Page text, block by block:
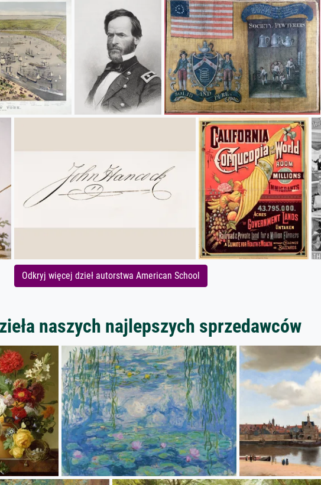
Odkryj więcej dzieł autorstwa American School
naszych najlepszych sprzedawców